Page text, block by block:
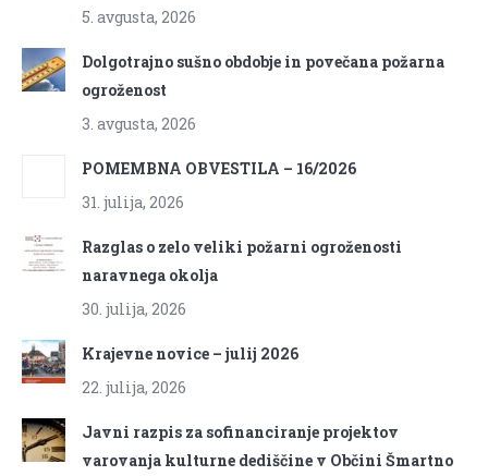
5. avgusta, 2026
Dolgotrajno sušno obdobje in povečana požarna
ogroženost
3. avgusta, 2026
POMEMBNA OBVESTILA – 16/2026
31. julija, 2026
Razglas o zelo veliki požarni ogroženosti
naravnega okolja
30. julija, 2026
Krajevne novice – julij 2026
22. julija, 2026
Javni razpis za sofinanciranje projektov
varovanja kulturne dediščine v Občini Šmartno